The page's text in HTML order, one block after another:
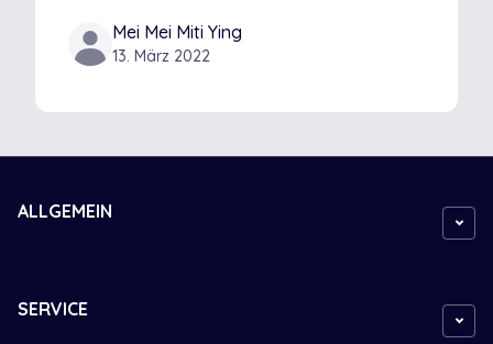
Mei Mei Miti Ying
13. März 2022
ALLGEMEIN
SERVICE